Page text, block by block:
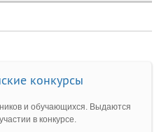
конкурсы
и обучающихся. Выдаются
в конкурсе.